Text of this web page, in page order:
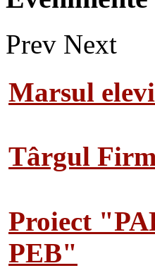
Prev Next
Marsul
Târgul
Proiect
PEB"